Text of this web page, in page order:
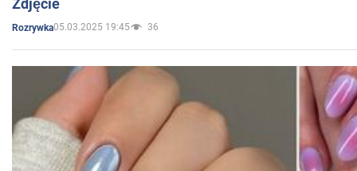
Rozrywka05.03.2025 19:45 36